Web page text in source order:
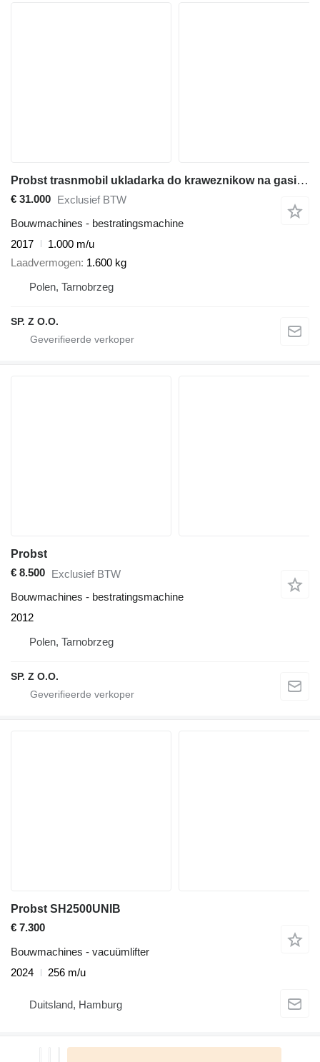
Probst trasnmobil ukladarka do kraweznikow na gasienicach,optimas
€ 31.000 Exclusief BTW
Bouwmachines - bestratingsmachine
2017
1.000 m/u
Laadvermogen 1.600 kg
Polen, Tarnobrzeg
SP. Z O.O.
Probst
€ 8.500 Exclusief BTW
Bouwmachines - bestratingsmachine
2012
Polen, Tarnobrzeg
SP. Z O.O.
Probst SH2500UNIB
€ 7.300
Bouwmachines - vacuümlifter
2024
256 m/u
Duitsland, Hamburg